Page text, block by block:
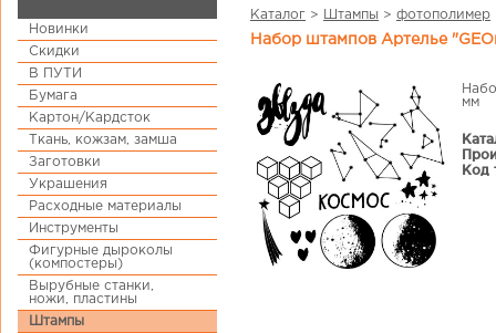
Новинки
Скидки
В ПУТИ
Бумага
Картон/Кардсток
Ткань, кожзам, замша
Заготовки
Украшения
Расходные материалы
Инструменты
Фигурные дыроколы
(компостеры)
Вырубные станки,
ножи, пластины
Штампы
Каталог > Штампы > фотополимер
Набор штампов Артелье
мм
Код